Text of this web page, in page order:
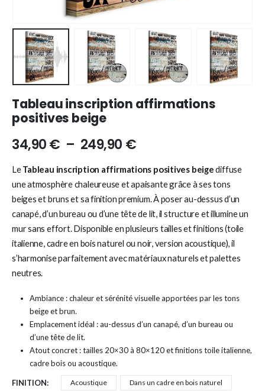
Tableau inscription affirmations
positives beige
34,90€ – 249,90 €
LeTableau inscription affirmations positives beigediffuse
une atmosphère chaleureuse et apaisante grâce à ses tons
beiges et bruns et sa finition premium. À poser au-dessus d’un
canapé, d’un bureau ou d’une tête de lit, il structure et illumine un
mur sans effort. Disponible en plusieurs tailles et finitions (toile
italienne, cadre en bois naturel ou noir, version acoustique), il
s’harmonise parfaitement avec matériaux naturels et palettes
neutres.
Ambiance : chaleur et sérénité visuelle apportées par les tons
beige et brun.
Emplacement idéal : au-dessus d’un canapé, d’un bureau ou
d’une tête de lit.
Atout concret : tailles 20×30 à 80×120 et finitions toile italienne,
cadre bois ou acoustique.
FINITION Acoustique Dans un cadre en bois naturel